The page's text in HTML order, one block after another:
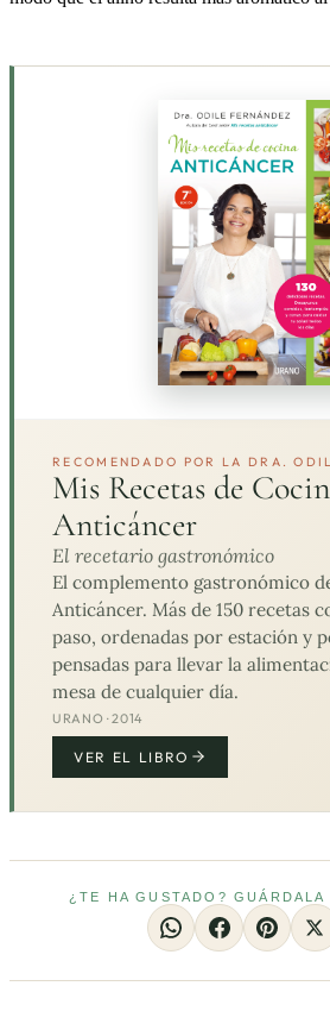
RECOMENDADO POR LA DRA.
Mis Recetas de
Anticáncer
El recetario gastronómico
El complemento gastronómico
Anticáncer. Más de 150 recetas
paso, ordenadas por estación y
pensadas para llevar la
mesa de cualquier día.
URANO · 2014
VER EL LIBRO
¿TE HA GUSTADO? GUÁRDALA